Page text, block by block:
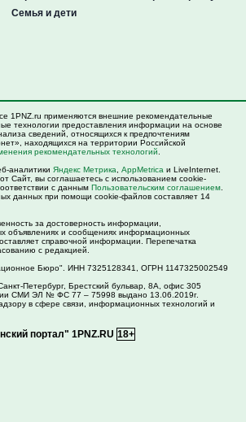
Семья и дети
1PNZ.ru применяются внешние рекомендательные
технологии предоставления информации на основе
сведений, относящихся к предпочтениям
находящихся на территории Российской
рекомендательных технологий
аналитики Яндекс Метрика AppMetrica и LiveInternet.
Сайт, вы соглашаетесь с использованием cookie-
с данным Пользовательским соглашением
данных при помощи cookie-файлов составляет 14
за достоверность информации,
объявлениях и сообщениях информационных
справочной информации. Перепечатка
с редакцией.
Бюро". ИНН 7325128341, ОГРН 1147325002549
Петербург, Брестский бульвар, 8А, офис 305
СМИ ЭЛ № ФС 77 – 75998 выдано 13.06.2019г.
в сфере связи, информационных технологий и
портал" 1PNZ.RU 18+